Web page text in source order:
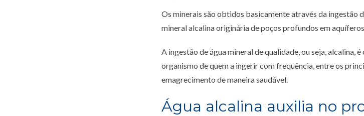
Os minerais são obtidos basicamente através da ingestão
mineral alcalina originária de poços profundos em
A ingestão de água mineral de qualidade, ou seja, alcalina,
organismo de quem a ingerir com frequência, entre os
emagrecimento de maneira saudável.
Água alcalina auxilia no